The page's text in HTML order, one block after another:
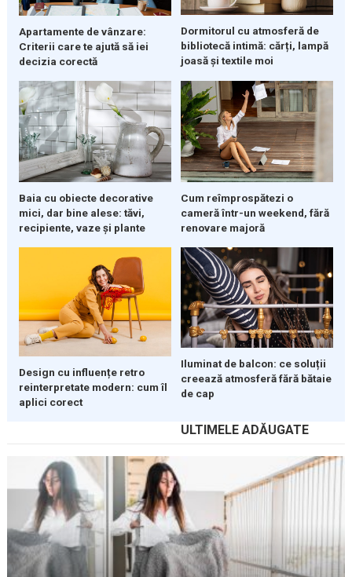
Apartamente de vânzare:
Criterii care te ajută să iei
decizia corectă
Dormitorul cu atmosferă de
bibliotecă intimă: cărți, lampă
joasă și textile moi
Baia cu obiecte decorative
mici, dar bine alese: tăvi,
recipiente, vaze și plante
Cum reîmprospătezi o
cameră într-un weekend, fără
renovare majoră
Design cu influențe retro
reinterpretate modern: cum îl
aplici corect
Iluminat de balcon: ce soluții
creează atmosferă fără bătaie
de cap
ULTIMELE ADĂUGATE